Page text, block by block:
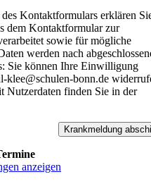
Kontaktformulars erklären
dem Kontaktformular zur
sowie für mögliche
werden nach
Sie können Ihre Einwilligung
bonn.de
Nutzerdaten finden Sie in der
anzeigen